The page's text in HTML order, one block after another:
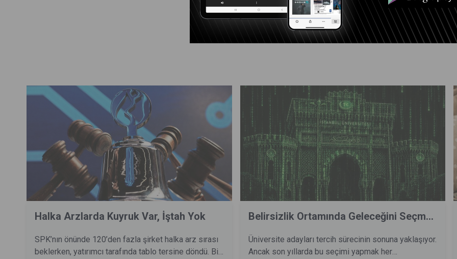
Halka Arzlarda Kuyruk Var, İştah Yok
SPK’nın önünde 120’den fazla şirket halka arz sırası
beklerken, yatırımcı tarafında tablo tersine döndü. Bir
Belirsizlik Ortamında Geleceğini Seçm...
Üniversite adayları tercih sürecinin sonuna yaklaşıyor.
Ancak son yıllarda bu seçimi yapmak her